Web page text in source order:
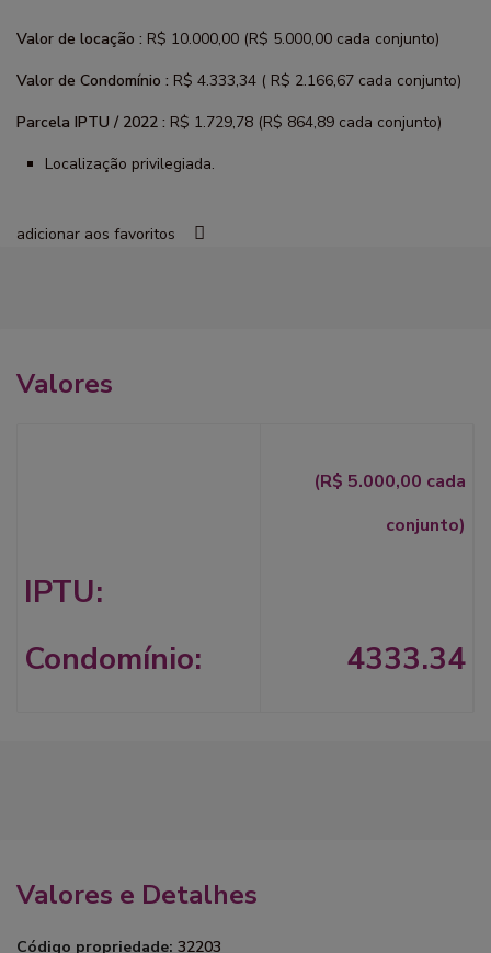
Valor de locação : R$ 10.000,00 (R$ 5.000,00 cada conjunto)
Valor de Condomínio : R$ 4.333,34 ( R$ 2.166,67 cada conjunto)
Parcela IPTU / 2022 : R$ 1.729,78 (R$ 864,89 cada conjunto)
Localização privilegiada.
adicionar aos favoritos
Valores
(R$ 5.000,00 cada
conjunto)
IPTU:
Condomínio:
4333.34
Valores e Detalhes
Código propriedade: 32203